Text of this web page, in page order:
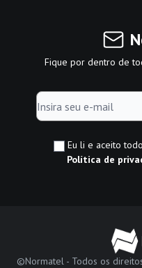
Fique por dentro de
Eu li e aceito
Política de
©Normatel - Todos os